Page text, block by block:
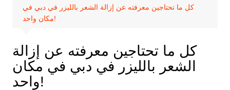
كل ما تحتاجين معرفته عن إزالة الشعر بالليزر في دبي في
مكان واحد!
كل ما تحتاجين معرفته عن إزالة
الشعر بالليزر في دبي في مكان
واحد!